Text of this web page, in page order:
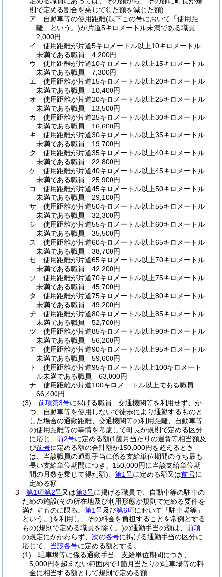
則で定める割合を乗じて得た額を減じた額)
ア
自動車等の使用距離(以下この号において「使用距
離」という。)が片道5キロメートル未満である職員
2,000円
イ
使用距離が片道5キロメートル以上10キロメートル
未満である職員 4,200円
ウ
使用距離が片道10キロメートル以上15キロメートル
未満である職員 7,300円
エ
使用距離が片道15キロメートル以上20キロメートル
未満である職員 10,400円
オ
使用距離が片道20キロメートル以上25キロメートル
未満である職員 13,500円
カ
使用距離が片道25キロメートル以上30キロメートル
未満である職員 16,600円
キ
使用距離が片道30キロメートル以上35キロメートル
未満である職員 19,700円
ク
使用距離が片道35キロメートル以上40キロメートル
未満である職員 22,800円
ケ
使用距離が片道40キロメートル以上45キロメートル
未満である職員 25,900円
コ
使用距離が片道45キロメートル以上50キロメートル
未満である職員 29,100円
サ
使用距離が片道50キロメートル以上55キロメートル
未満である職員 32,300円
シ
使用距離が片道55キロメートル以上60キロメートル
未満である職員 35,500円
ス
使用距離が片道60キロメートル以上65キロメートル
未満である職員 38,700円
セ
使用距離が片道65キロメートル以上70キロメートル
未満である職員 42,200円
ソ
使用距離が片道70キロメートル以上75キロメートル
未満である職員 45,700円
タ
使用距離が片道75キロメートル以上80キロメートル
未満である職員 49,200円
チ
使用距離が片道80キロメートル以上85キロメートル
未満である職員 52,700円
ツ
使用距離が片道85キロメートル以上90キロメートル
未満である職員 56,200円
テ
使用距離が片道90キロメートル以上95キロメートル
未満である職員 59,600円
ト
使用距離が片道95キロメートル以上100キロメート
ル未満である職員 63,000円
ナ
使用距離が片道100キロメートル以上である職員
66,400円
(3)
前項第3号に掲げる職員 交通機関等を利用せず、か
つ、自動車等を使用しないで徒歩により通勤するものと
した場合の通勤距離、交通機関等の利用距離、自動車等
の使用距離等の事情を考慮して町長が規則で定める区分
に応じ、 前2号に定める額(1箇月当たりの運賃等相当額及
び前号に定める額の合計額が150,000円を超えるとき
は、当該職員の通勤手当に係る支給単位期間のうち最も
長い支給単位期間につき、150,000円に当該支給単位期
間の月数を乗じて得た額)
第1号に定める額又は前号に
定める額
3
第1項第2号又は第3号に掲げる職員で、自動車等の駐車の
ための施設(その所在地及び利用形態が規則で定める要件を
満たすものに限る。 第1号及び第6項において「駐車場等」
という。)を利用し、その料金を負担することを常例とする
もの(規則で定める職員を除く。)の通勤手当の額は、 前項
の規定にかかわらず、 次の各号に掲げる通勤手当の区分に
応じて、 当該各号に定める額とする。
(1)
駐車場等に係る通勤手当 支給単位期間につき、
5,000円を超えない範囲内で1箇月当たりの駐車場等の料
金に相当する額として規則で定める額